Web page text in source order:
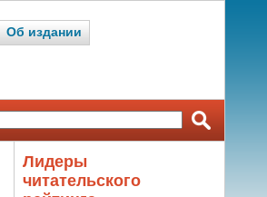
Об издании
Лидеры
читательского